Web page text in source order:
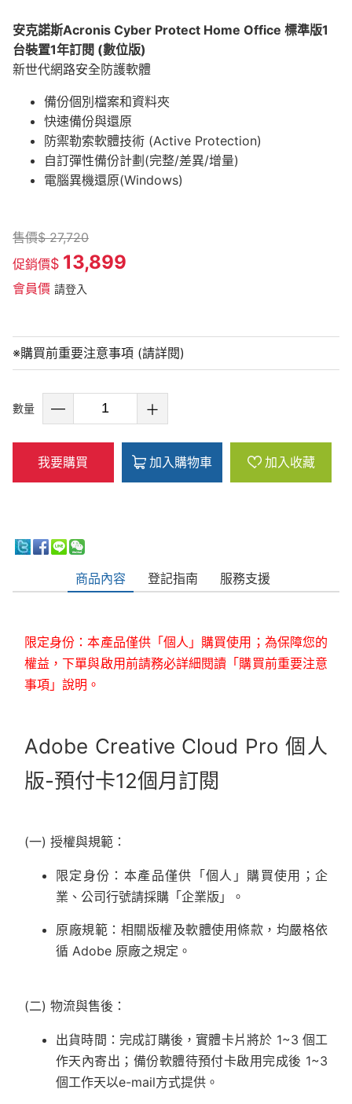
安克諾斯Acronis Cyber Protect Home Office 標準版1
台裝置1年訂閱 (數位版)
新世代網路安全防護軟體
備份個別檔案和資料夾
快速備份與還原
防禦勒索軟體技術 (Active Protection)
​自訂彈性備份計劃(完整/差異/增量)
​電腦異機還原(Windows)
售價$ 27,720
促銷價$ 13,899
會員價 請登入
※購買前重要注意事項 (請詳閱)
數量
我要購買 加入購物車 加入收藏
商品內容 登記指南 服務支援
限定身份：本產品僅供「個人」購買使用；為保障您的
權益，下單與啟用前請務必詳細閱讀「購買前重要注意
事項」說明。
Adobe Creative Cloud Pro 個人
版-預付卡12個月訂閱
(一) 授權與規範：
限定身份：本產品僅供「個人」購買使用；企
業、公司行號請採購「企業版」。
原廠規範：相關版權及軟體使用條款，均嚴格依
循 Adobe 原廠之規定。
(二) 物流與售後：
出貨時間：完成訂購後，實體卡片將於 1~3 個工
作天內寄出；備份軟體待預付卡啟用完成後 1~3
個工作天以e-mail方式提供。